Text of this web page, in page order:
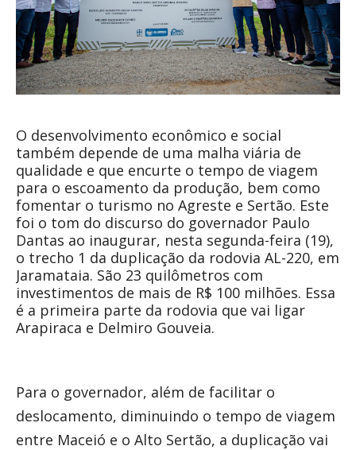
O desenvolvimento econômico e social
também depende de uma malha viária de
qualidade e que encurte o tempo de viagem
para o escoamento da produção, bem como
fomentar o turismo no Agreste e Sertão. Este
foi o tom do discurso do governador Paulo
Dantas ao inaugurar, nesta segunda-feira (19),
o trecho 1 da duplicação da rodovia AL-220, em
Jaramataia. São 23 quilômetros com
investimentos de mais de R$ 100 milhões. Essa
é a primeira parte da rodovia que vai ligar
Arapiraca e Delmiro Gouveia.
Para o governador, além de facilitar o
deslocamento, diminuindo o tempo de viagem
entre Maceió e o Alto Sertão, a duplicação vai